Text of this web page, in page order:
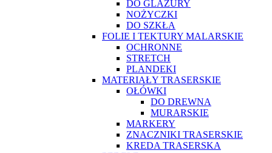
DO GLAZURY
NOŻYCZKI
DO SZKŁA
FOLIE I TEKTURY MALARSKIE
OCHRONNE
STRETCH
PLANDEKI
MATERIAŁY TRASERSKIE
OŁÓWKI
DO DREWNA
MURARSKIE
MARKERY
ZNACZNIKI TRASERSKIE
KREDA TRASERSKA